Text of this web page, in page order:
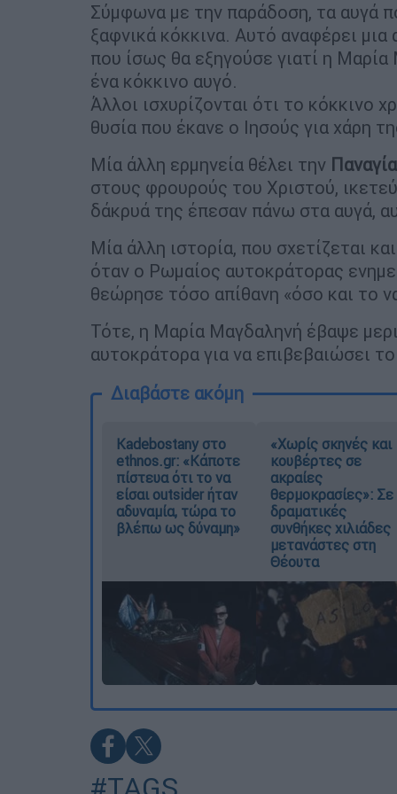
Σύμφωνα με την παράδοση, τα αυγά
ξαφνικά κόκκινα. Αυτό αναφέρει
που ίσως θα εξηγούσε γιατί η
ένα κόκκινο αυγό.
Άλλοι ισχυρίζονται ότι το κόκκινο
θυσία που έκανε ο Ιησούς για χάρη
Μία άλλη ερμηνεία θέλει την Παναγία
στους φρουρούς του Χριστού,
δάκρυά της έπεσαν πάνω στα αυγά,
Μία άλλη ιστορία, που σχετίζεται
όταν ο Ρωμαίος αυτοκράτορας
θεώρησε τόσο απίθανη «όσο και το
Τότε, η Μαρία Μαγδαληνή έβαψε
αυτοκράτορα για να επιβεβαιώσει
Διαβάστε ακόμη
Kadebostany στο
ethnos.gr: «Κάποτε
πίστευα ότι το να
είσαι outsider ήταν
αδυναμία, τώρα το
βλέπω ως δύναμη»
«Χωρίς σκηνές και
κουβέρτες σε
ακραίες
θερμοκρασίες»: Σε
δραματικές
συνθήκες χιλιάδες
μετανάστες στη
Θέουτα
#TAGS